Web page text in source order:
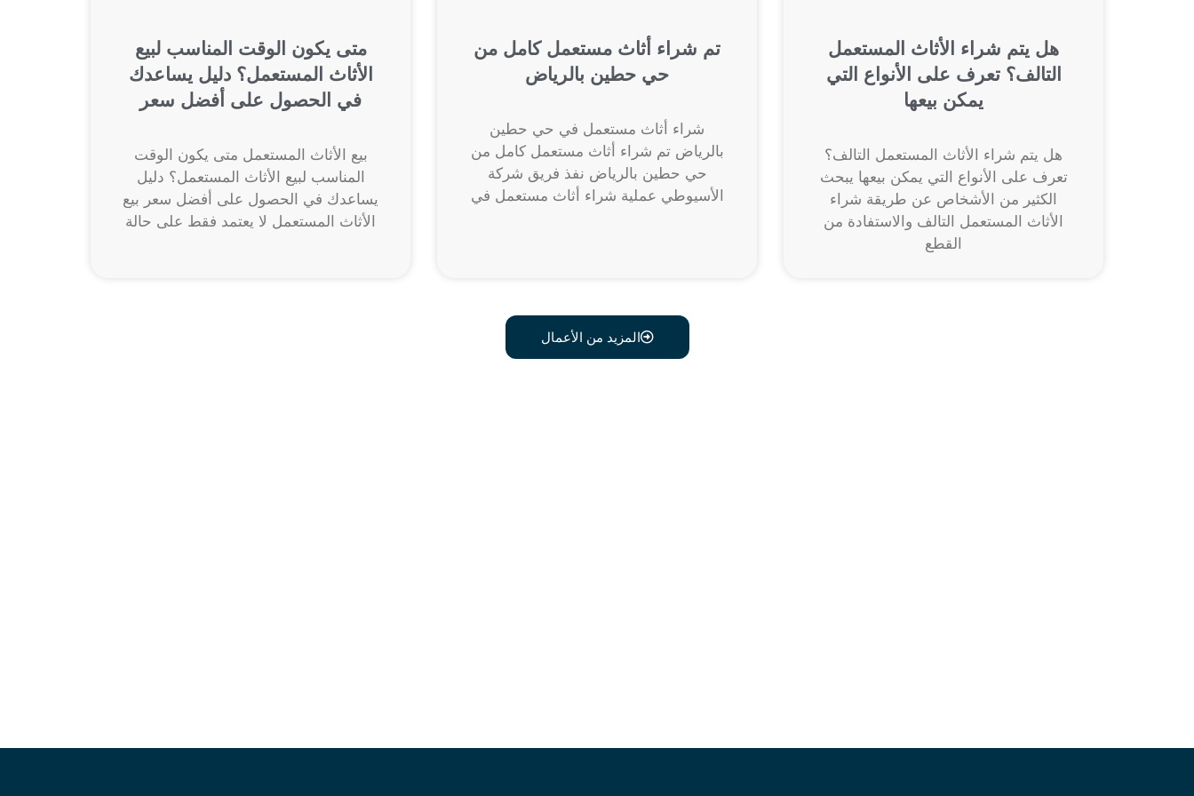
متى يكون الوقت المناسب لبيع
الأثاث المستعمل؟ دليل يساعدك
في الحصول على أفضل سعر
بيع الأثاث المستعمل متى يكون الوقت
المناسب لبيع الأثاث المستعمل؟ دليل
يساعدك في الحصول على أفضل سعر بيع
الأثاث المستعمل لا يعتمد فقط على حالة
تم شراء أثاث مستعمل كامل من
حي حطين بالرياض
شراء أثاث مستعمل في حي حطين
بالرياض تم شراء أثاث مستعمل كامل من
حي حطين بالرياض نفذ فريق شركة
الأسيوطي عملية شراء أثاث مستعمل في
هل يتم شراء الأثاث المستعمل
التالف؟ تعرف على الأنواع التي
يمكن بيعها
هل يتم شراء الأثاث المستعمل التالف؟
تعرف على الأنواع التي يمكن بيعها يبحث
الكثير من الأشخاص عن طريقة شراء
الأثاث المستعمل التالف والاستفادة من
القطع
المزيد من الأعمال